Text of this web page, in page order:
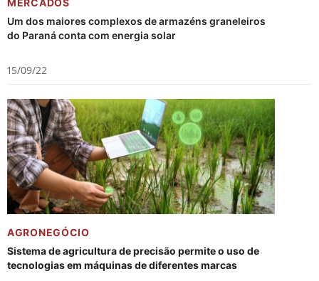
MERCADOS
Um dos maiores complexos de armazéns graneleiros
do Paraná conta com energia solar
15/09/22
AGRONEGÓCIO
Sistema de agricultura de precisão permite o uso de
tecnologias em máquinas de diferentes marcas